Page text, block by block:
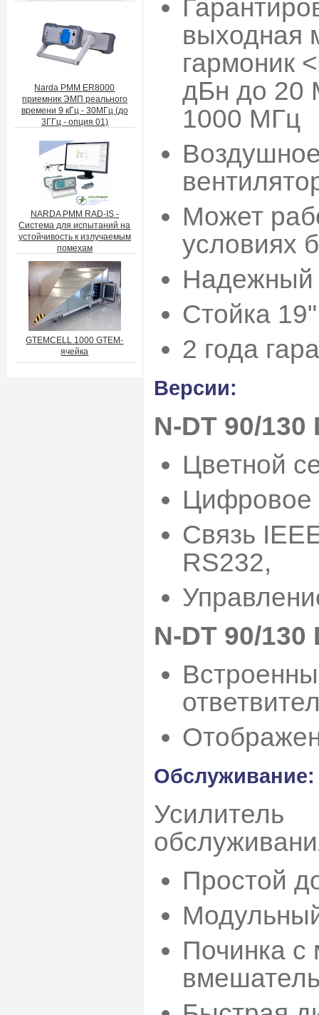
Narda PMM ER8000
приемник ЭМП реального
времени 9 кГц - 30МГц (до
3ГГц - опция 01)
NARDA PMM RAD-IS -
Система для испытаний на
устойчивость к излучаемым
помехам
GTEMCELL 1000 GTEM-
ячейка
выходная
гармоник
дБн до 20
1000 МГц
Может
условиях
Надежный
Стойка 19"
2 года
Версии:
N-DT 90/130
Цветной
Цифровое
Связь
RS232,
N-DT 90/130
Обслуживание:
Простой
Починка